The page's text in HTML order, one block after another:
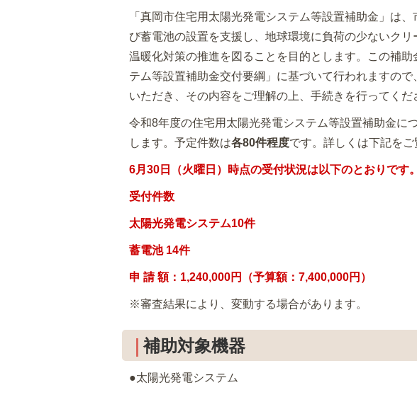
「真岡市住宅用太陽光発電システム等設置補助金」は
び蓄電池の設置を支援し、地球環境に負荷の少ないク
温暖化対策の推進を図ることを目的とします。この補
テム等設置補助金交付要綱」に基づいて行われますの
いただき、その内容をご理解の上、手続きを行ってくだ
令和8年度の住宅用太陽光発電システム等設置補助金につ
します。予定件数は各80件程度です。詳しくは下記をご
6月30日（火曜日）時点の受付状況は以下のとおりです。
受付件数
太陽光発電システム10件
蓄電池 14件
申 請 額：1,240,000円（予算額：7,400,000円）
※審査結果により、変動する場合があります。
補助対象機器
●太陽光発電システム